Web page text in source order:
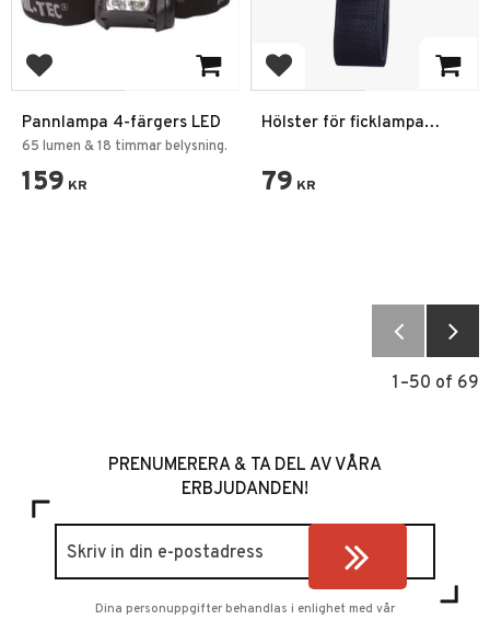
Add to favorites
Pannlampa 4-färgers LED
65 lumen & 18 timmar belysning.
159 KR
Add to favorites
Hölster för ficklampa
79 KR
1–50 of 69
PRENUMERERA & TA DEL AV VÅRA
ERBJUDANDEN!
Dina personuppgifter behandlas i enlighet med vår